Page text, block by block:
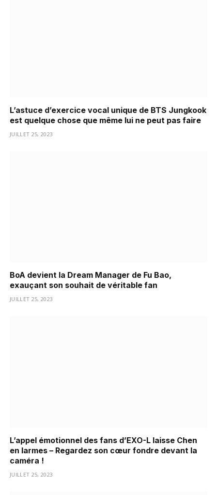
L’astuce d’exercice vocal unique de BTS Jungkook
est quelque chose que même lui ne peut pas faire
JUILLET 25, 2023
BoA devient la Dream Manager de Fu Bao,
exauçant son souhait de véritable fan
JUILLET 25, 2023
L’appel émotionnel des fans d’EXO-L laisse Chen
en larmes – Regardez son cœur fondre devant la
caméra !
JUILLET 25, 2023